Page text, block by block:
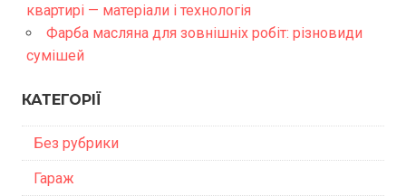
квартирі — матеріали і технологія
Фарба масляна для зовнішніх робіт: різновиди
сумішей
КАТЕГОРІЇ
Без рубрики
Гараж